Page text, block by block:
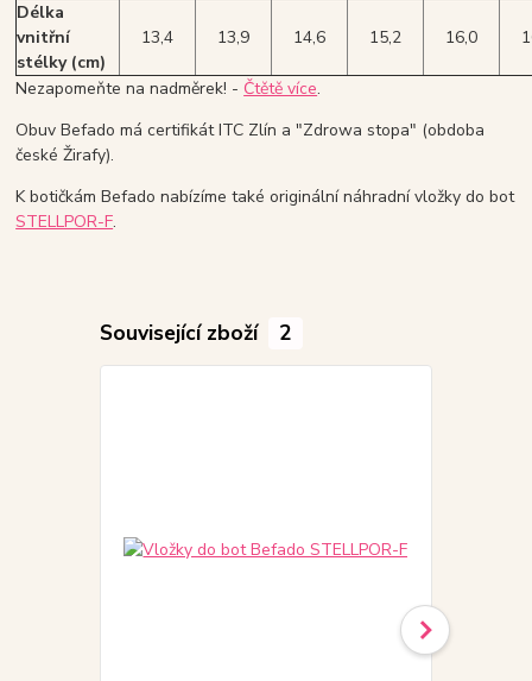
Délka
vnitřní
stélky (cm)
13,4 13,9 14,6 15,2 16,0
Nezapomeňte na nadměrek! - Čtětě více.
Obuv Befado má certifikát ITC Zlín a "Zdrowa stopa" (obdoba
české Žirafy).
K botičkám Befado nabízíme také originální náhradní vložky do bot
STELLPOR-F.
Související zboží 2